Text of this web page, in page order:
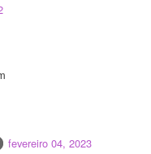
fevereiro 04, 2023